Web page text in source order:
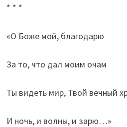
* * *
«О Боже мой, благодарю
За то, что дал моим очам
Ты видеть мир, Твой вечный
И ночь, и волны, и зарю…»